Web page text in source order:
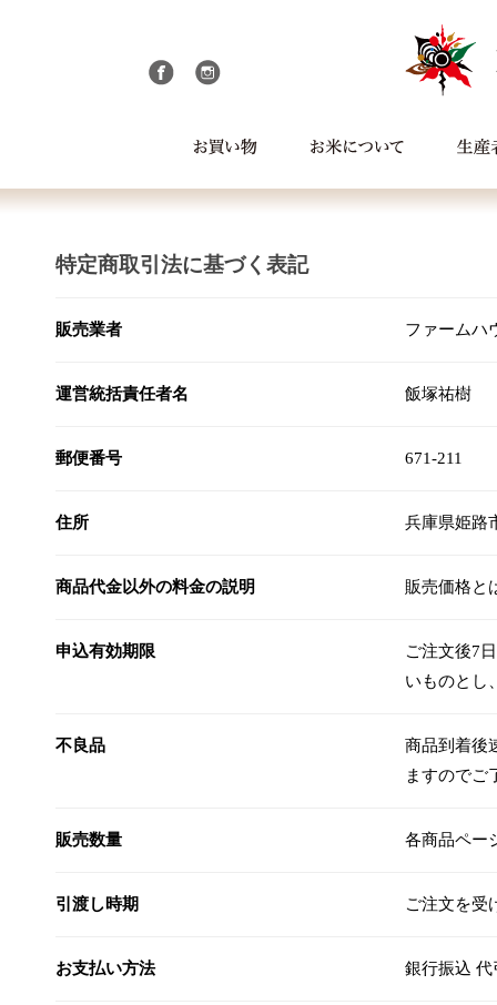
特定商取引法に基づく表記
販売業者 ファームハ
運営統括責任者名 飯塚祐樹
郵便番号 671-211
住所 兵庫県姫路
商品代金以外の料金の説明 販売価格と
申込有効期限
ご注文後7
いものとし
不良品
商品到着後
ますのでご
販売数量 各商品ペー
引渡し時期 ご注文を受
お支払い方法 銀行振込